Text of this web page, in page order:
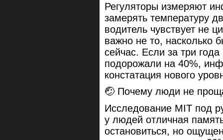
Регуляторы измеряют
замерять температуру
водитель чувствует не
важно не то, насколько
сейчас. Если за три
подорожали на 40%,
констатация нового
🤕 Почему люди не
Исследование MIT под
у людей отличная
остановиться, но